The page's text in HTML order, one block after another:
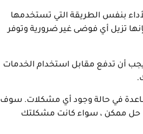
بنفس الطريقة التي تستخدمها
تزيل أي فوضى غير ضرورية وتوفر
يجب أن تدفع مقابل استخدام الخدمات
في حالة وجود أي مشكلات. سوف
حل ممكن ، سواء كانت مشكلتك